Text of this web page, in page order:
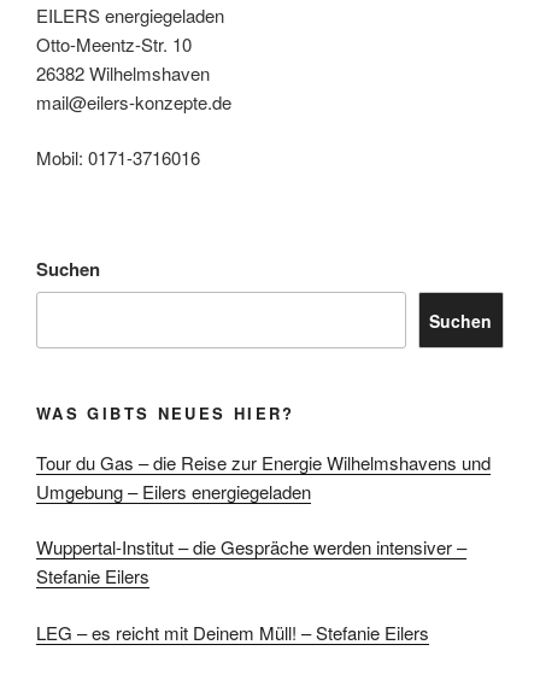
EILERS energiegeladen
Otto-Meentz-Str. 10
26382 Wilhelmshaven
mail@eilers-konzepte.de
Mobil: 0171-3716016
Suchen
Suchen
WAS GIBTS NEUES HIER?
Tour du Gas – die Reise zur Energie Wilhelmshavens und
Umgebung – Eilers energiegeladen
Wuppertal-Institut – die Gespräche werden intensiver –
Stefanie Eilers
LEG – es reicht mit Deinem Müll! – Stefanie Eilers